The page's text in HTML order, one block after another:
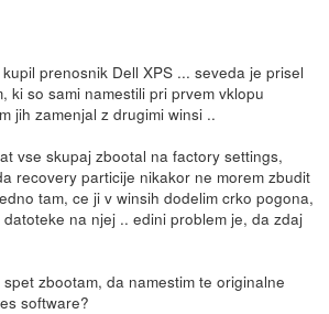
prenosnik Dell XPS ... seveda je prisel
ki so sami namestili pri prvem vklopu
jih zamenjal z drugimi winsi ..
vse skupaj zbootal na factory settings,
recovery particije nikakor ne morem zbudit
tam, ce ji v winsih dodelim crko pogona,
na njej .. edini problem je, da zdaj
zbootam, da namestim te originalne
software?